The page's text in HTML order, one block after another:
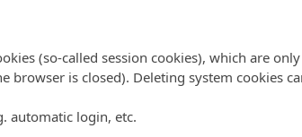
(so-called session cookies), which are
browser is closed). Deleting system cookies
automatic login, etc.